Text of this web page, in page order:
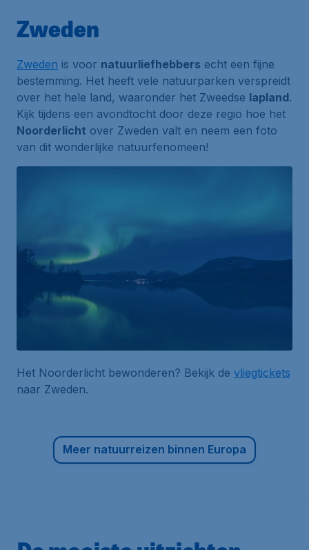
Zweden
Zweden is voor natuurliefhebbers echt een fijne
bestemming. Het heeft vele natuurparken verspreidt
over het hele land, waaronder het Zweedse lapland.
Kijk tijdens een avondtocht door deze regio hoe het
Noorderlicht over Zweden valt en neem een foto
van dit wonderlijke natuurfenomeen!
Het Noorderlicht bewonderen? Bekijk de vliegtickets
naar Zweden.
Meer natuurreizen binnen Europa